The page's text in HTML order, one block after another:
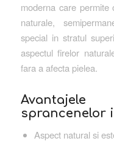
moderna care permite
naturale,
special in stratul
aspectul firelor
fara a afecta pielea.
Avantajele
sprancenelor
Aspect natural si